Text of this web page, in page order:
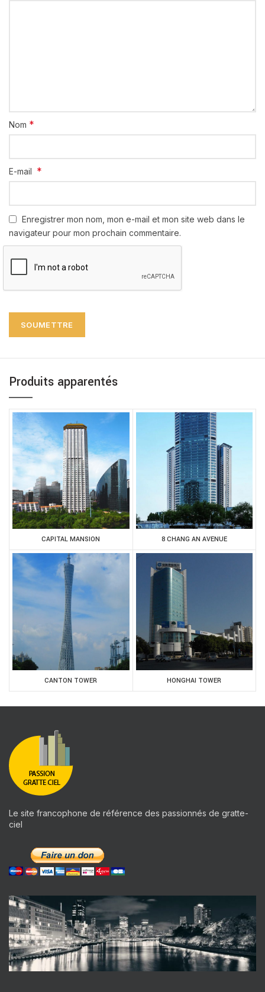
Nom *
E-mail *
Enregistrer mon nom, mon e-mail et mon site web dans le
navigateur pour mon prochain commentaire.
Produits apparentés
CAPITAL MANSION 8 CHANG AN AVENUE
CANTON TOWER HONGHAI TOWER
Le site francophone de référence des passionnés de gratte-
ciel